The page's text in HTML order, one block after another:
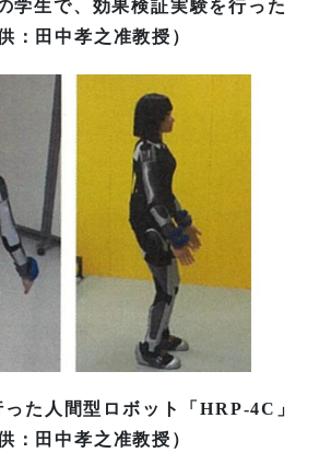
学生で、効果検証実験を行った
：田中孝之准教授）
た人間型ロボット「HRP-4C」
：田中孝之准教授）